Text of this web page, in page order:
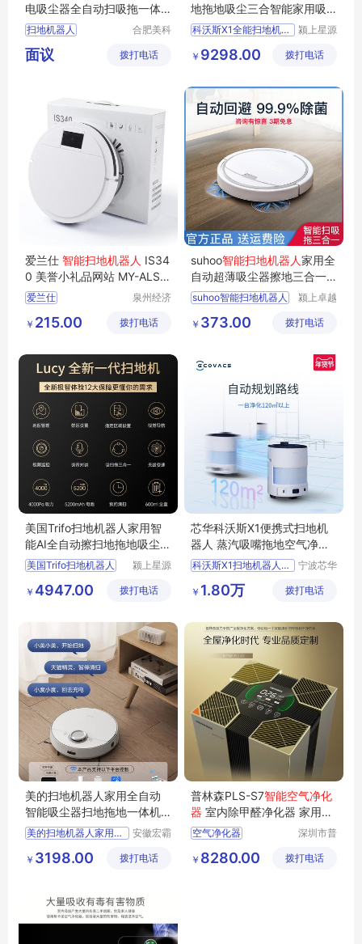
电吸尘器全自动扫吸拖一体
家用扫地机
扫地机器人
智能扫地机器人
智能扫地机
合肥美科
有限公司
面议 拨打电话
地拖地吸尘三合智能家用吸
扫拖体机
科沃斯X1全能扫地机器人
颍上星源
有限公司
￥ 9298.00 拨打电话
爱兰仕 智能扫地机器人 IS34
0 美誉小礼品网站 MY-ALSK
J-L5-02
爱兰仕
IS340 小礼品网站
泉州经济
区美誉商
￥ 215.00 拨打电话
suhoo智能扫地机器人家用全
自动超薄吸尘器擦地三合一
扫拖一体机
suhoo智能扫地机器人
颍上卓越
有限公司
￥ 373.00 拨打电话
美国Trifo扫地机器人家用智
能AI全自动擦扫地拖地吸尘三
合一体机
美国Trifo扫地机器人
颍上星源
有限公司
￥ 4947.00 拨打电话
芯华科沃斯X1便携式扫地机
器人 蒸汽吸嘴拖地空气净化
三合一家用
科沃斯X1扫地机器人扫地
宁波芯华
有限公司
￥ 1.80万 拨打电话
美的扫地机器人家用全自动
智能吸尘器扫地拖地一体机
三合一擦地M7
美的扫地机器人家用全自动
安徽宏霸
有限公司
￥ 3198.00 拨打电话
普林森PLS-S7智能空气净化
器 室内除甲醛净化器 家用空
气净化器
空气净化器
室内净化器
深圳市普
科技有限
￥ 8280.00 拨打电话